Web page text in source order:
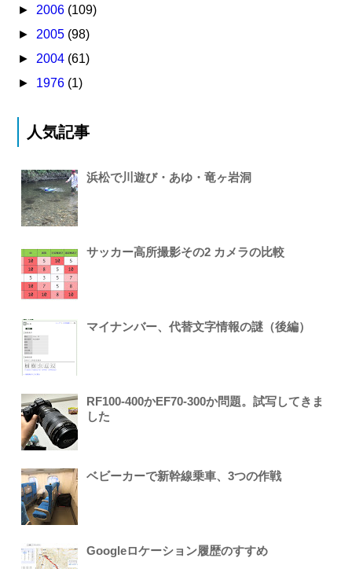
► 2006 (109)
► 2005 (98)
► 2004 (61)
► 1976 (1)
人気記事
浜松で川遊び・あゆ・竜ヶ岩洞
サッカー高所撮影その2 カメラの比較
マイナンバー、代替文字情報の謎（後編）
RF100-400かEF70-300か問題。試写してきま
した
ベビーカーで新幹線乗車、3つの作戦
Googleロケーション履歴のすすめ